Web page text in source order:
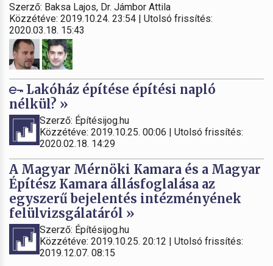
Szerző: Baksa Lajos, Dr. Jámbor Attila
Közzétéve: 2019.10.24. 23:54 | Utolsó frissítés:
2020.03.18. 15:43
Lakóház építése építési napló
nélkül? »
Szerző: Építésijog.hu
Közzétéve: 2019.10.25. 00:06 | Utolsó frissítés:
2020.02.18. 14:29
A Magyar Mérnöki Kamara és a Magyar
Építész Kamara állásfoglalása az
egyszerű bejelentés intézményének
felülvizsgálatáról »
Szerző: Építésijog.hu
Közzétéve: 2019.10.25. 20:12 | Utolsó frissítés:
2019.12.07. 08:15